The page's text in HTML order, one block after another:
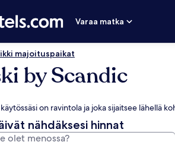
Varaa matka
majoituspaikat
by Scandic
on ravintola ja joka sijaitsee lähellä
nähdäksesi hinnat
olet menossa?